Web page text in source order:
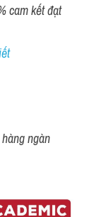
cam kết đạt
ngàn